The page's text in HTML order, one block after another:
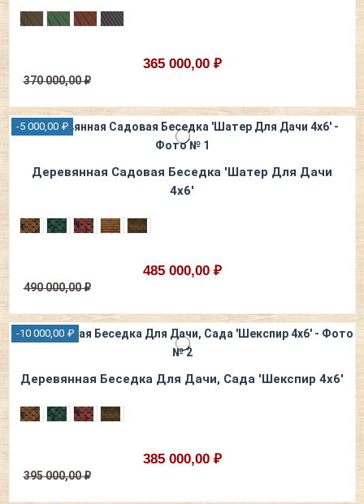
365 000,00 ₽
370 000,00 ₽
-5 000,00 ₽
Деревянная Садовая Беседка 'Шатер Для Дачи
4х6'
485 000,00 ₽
490 000,00 ₽
-10 000,00 ₽
Деревянная Беседка Для Дачи, Сада 'Шекспир 4х6'
385 000,00 ₽
395 000,00 ₽